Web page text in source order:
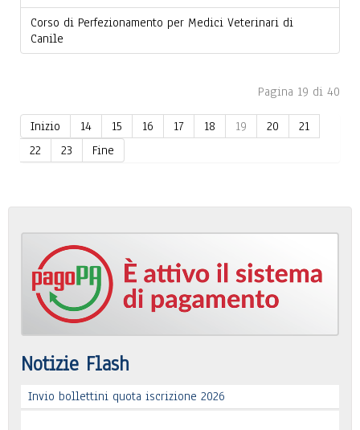
Corso di Perfezionamento per Medici Veterinari di
Canile
Pagina 19 di 40
Inizio 14 15 16 17 18 19 20
21
22
23 Fine
Notizie Flash
Invio bollettini quota iscrizione 2026